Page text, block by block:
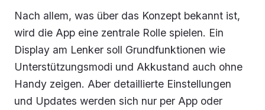
Nach allem, was über das Konzept bekannt ist,
wird die App eine zentrale Rolle spielen. Ein
Display am Lenker soll Grundfunktionen wie
Unterstützungsmodi und Akkustand auch ohne
Handy zeigen. Aber detaillierte Einstellungen
und Updates werden sich nur per App oder